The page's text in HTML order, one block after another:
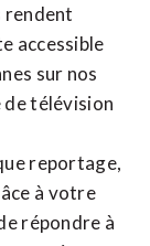
rendent
accessible
sur nos
de télévision
reportage,
à votre
répondre à